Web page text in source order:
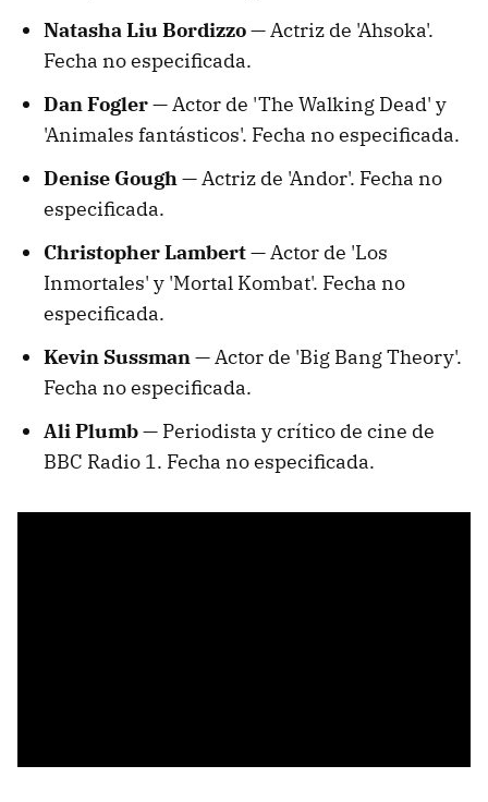
Natasha Liu Bordizzo —Actriz de 'Ahsoka'.
Fecha no especificada.
Dan Fogler —Actor de 'The Walking Dead' y
'Animales fantásticos'. Fecha no especificada.
Denise Gough —Actriz de 'Andor'. Fecha no
especificada.
Christopher Lambert —Actor de 'Los
Inmortales' y 'Mortal Kombat'. Fecha no
especificada.
Kevin Sussman —Actor de 'Big Bang Theory'.
Fecha no especificada.
Ali Plumb — Periodista y crítico de cine de
BBC Radio 1. Fecha no especificada.